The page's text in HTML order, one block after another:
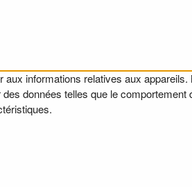
informations relatives aux
données telles que le